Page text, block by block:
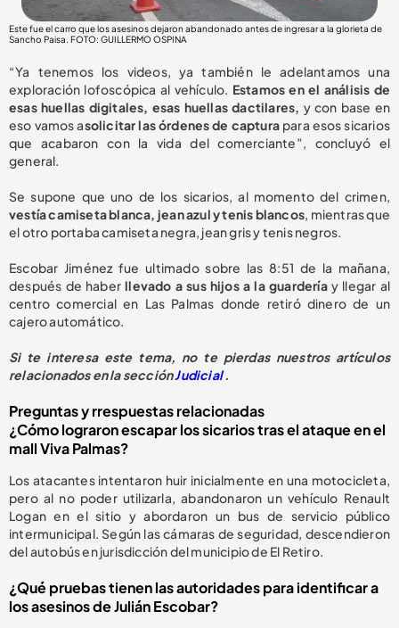
Este fue el carro que los asesinos dejaron abandonado antes de ingresar a la glorieta de
Sancho Paisa. FOTO: GUILLERMO OSPINA
“Ya tenemos los videos, ya también le adelantamos una
exploración lofoscópica al vehículo. Estamos en el análisis de
esas huellas digitales, esas huellas dactilares, y con base en
eso vamos asolicitar las órdenes de captura para esos sicarios
que acabaron con la vida del comerciante”, concluyó el
general.
Se supone que uno de los sicarios, al momento del crimen,
vestía camiseta blanca, jean azul y tenis blancos, mientras que
el otro portaba camiseta negra, jean gris y tenis negros.
Escobar Jiménez fue ultimado sobre las 8:51 de la mañana,
después de haberllevado a sus hijos a la guarderíay llegar al
centro comercial en Las Palmas donde retiró dinero de un
cajero automático.
Si te interesa este tema, no te pierdas nuestros artículos
relacionados en la secciónJudicial.
Preguntas y rrespuestas relacionadas
¿Cómo lograron escapar los sicarios tras el ataque en el
mall Viva Palmas?
Los atacantes intentaron huir inicialmente en una motocicleta,
pero al no poder utilizarla, abandonaron un vehículo Renault
Logan en el sitio y abordaron un bus de servicio público
intermunicipal. Según las cámaras de seguridad, descendieron
del autobús en jurisdicción del municipio de El Retiro.
¿Qué pruebas tienen las autoridades para identificar a
los asesinos de Julián Escobar?